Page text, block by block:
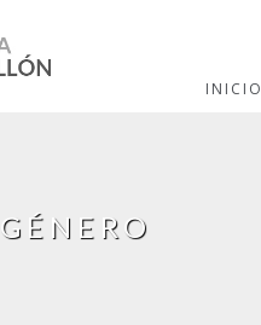
INICIO
GÉNERO